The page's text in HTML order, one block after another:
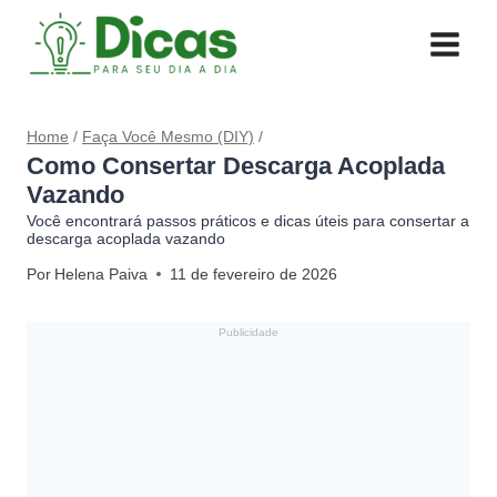
para
Home / Faça Você Mesmo (DIY) /
Como Consertar Descarga Acoplada
Vazando
Você encontrará passos práticos e dicas úteis para consertar a
descarga acoplada vazando
Por Helena Paiva 11 de fevereiro de 2026
Publicidade